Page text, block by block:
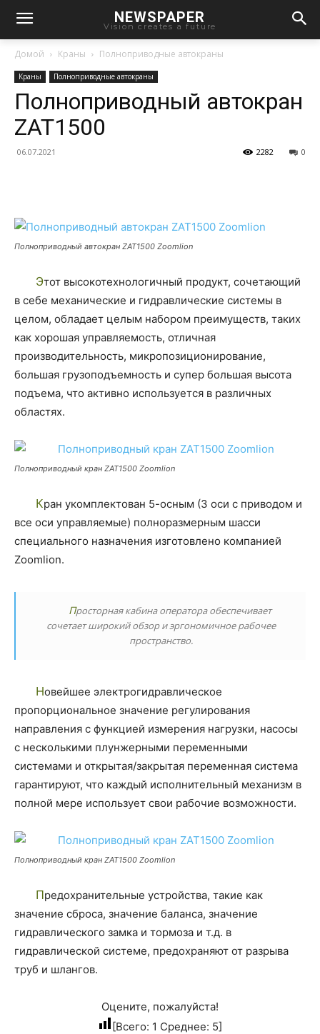
NEWSPAPER
Vision creates a future
Домой Краны Полноприводные автокраны
Краны Полноприводные автокраны
Полноприводный автокран
ZAT1500
06.07.2021 0
2282
Полноприводный автокран ZAT1500 Zoomlion
Этот высокотехнологичный продукт, сочетающий
в себе механические и гидравлические системы в
целом, обладает целым набором преимуществ, таких
как хорошая управляемость, отличная
производительность, микропозиционирование,
большая грузоподъемность и супер большая высота
подъема, что активно используется в различных
областях.
Полноприводный кран ZAT1500 Zoomlion
Кран укомплектован 5-осным (3 оси с приводом и
все оси управляемые) полноразмерным шасси
специального назначения изготовлено компанией
Zoomlion.
Просторная кабина оператора обеспечивает
сочетает широкий обзор и эргономичное рабочее
пространство.
Новейшее электрогидравлическое
пропорциональное значение регулирования
направления с функцией измерения нагрузки, насосы
с несколькими плунжерными переменными
системами и открытая/закрытая переменная система
гарантируют, что каждый исполнительный механизм в
полной мере использует свои рабочие возможности.
Полноприводный кран ZAT1500 Zoomlion
Предохранительные устройства, такие как
значение сброса, значение баланса, значение
гидравлического замка и тормоза и т.д. в
гидравлической системе, предохраняют от разрыва
труб и шлангов.
Оцените, пожалуйста!
[Всего: 1 Среднее: 5]